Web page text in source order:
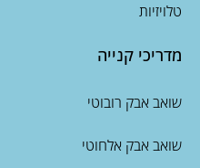
טלויזיות
מדריכי קנייה
שואב אבק רובוטי
שואב אבק אלחוטי